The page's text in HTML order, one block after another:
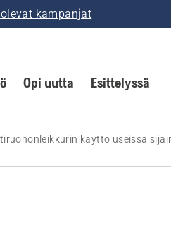
kampanjat
Opi uutta Esittelyssä
käyttö useissa